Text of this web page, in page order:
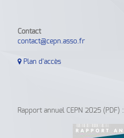
Contact
contact@cepn.asso.fr
Plan d'accès
Rapport annuel CEPN 2025 (PDF) :